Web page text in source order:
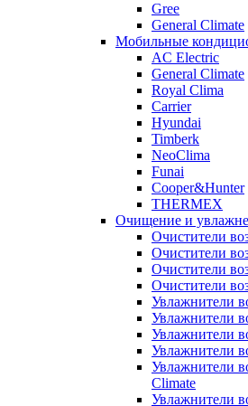
Gree
General Climate
Мобильные
AC Electric
General Climate
Royal Clima
Carrier
Hyundai
Timberk
NeoClima
Funai
Cooper&Hunter
THERMEX
Очищение и
Очистители
Очистители
Очистители
Очистители
Увлажнители
Увлажнители
Увлажнители
Увлажнители
Увлажнители
Climate
Увлажнители